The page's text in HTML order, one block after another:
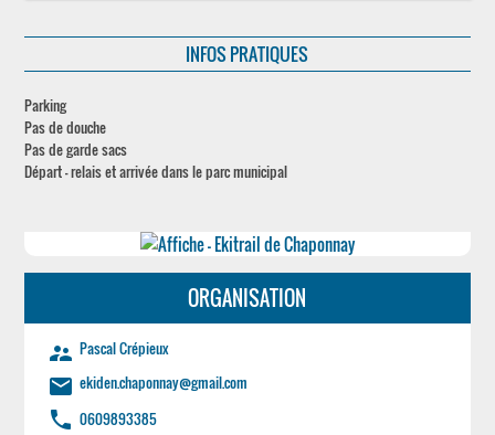
INFOS PRATIQUES
Parking
Pas de douche
Pas de garde sacs
Départ - relais et arrivée dans le parc municipal
ORGANISATION
supervisor_account Pascal Crépieux
email ekiden.chaponnay@gmail.com
phone 0609893385